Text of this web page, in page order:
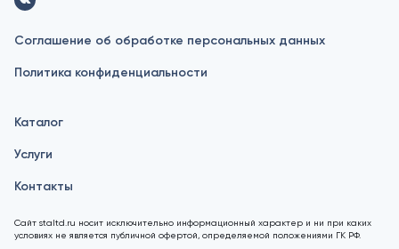
Соглашение об обработке персональных данных
Политика конфиденциальности
Каталог
Услуги
Контакты
Сайт staltd.ru носит исключительно информационный характер и ни при каких
условиях не является публичной офертой, определяемой положениями ГК РФ.